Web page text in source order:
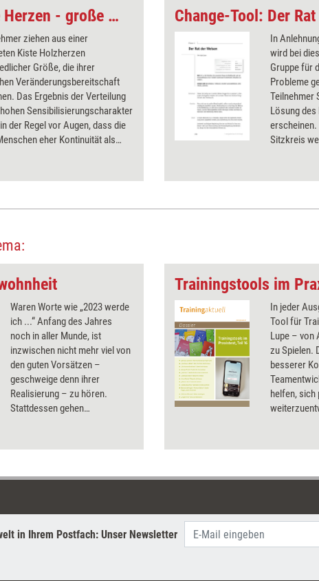
Change-Tool: Kleine Herzen - große Herzen
ziehen aus einer
Kiste Holzherzen
Größe, die ihrer
Veränderungsbereitschaft
Das Ergebnis der Verteilung
Sensibilisierungscharakter
der Regel vor Augen, dass die
eher Kontinuität als
damit bewusst und vom
aufgegriffen.
Change-Tool: Der
In
wird bei
Gruppe für
Probleme
Teilnehmer
Lösung
Sitzkreis
oder nicht.
Waren Worte wie „2023 werde
ich ...“ Anfang des Jahres
noch in aller Munde, ist
inzwischen nicht mehr viel von
den guten Vorsätzen –
geschweige denn ihrer
Realisierung – zu hören.
Stattdessen gehen
alten Gewohnheiten nach. Wie
Coachs ihre Klientinnen und
acta zu legen und neue
Trainingstools im
In jeder
Tool für
Lupe – von
zu Spielen.
besserer
helfen,
in Ihrem Postfach: Unser Newsletter